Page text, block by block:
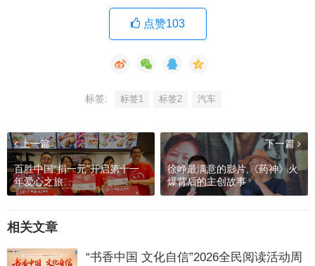
点赞103
标签: 标签1 标签2 汽车
上一篇
百胜中国“捐一元”开启第十一
年爱心之旅
下一篇
徐峥最满意的影片,《药神》火
爆背后的主创故事
相关文章
“书香中国 文化自信”2026全民阅读活动周